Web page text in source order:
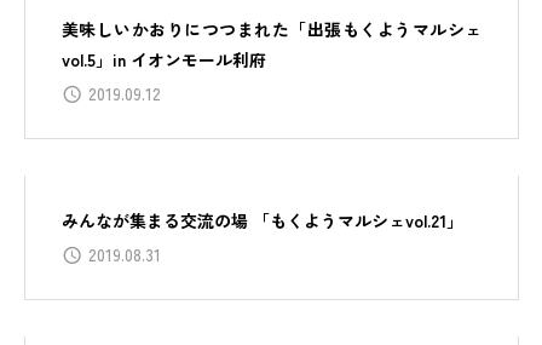
美味しいかおりにつつまれた「出張もくようマルシェ
vol.5」in イオンモール利府
2019.09.12
みんなが集まる交流の場 「もくようマルシェvol.21」
2019.08.31